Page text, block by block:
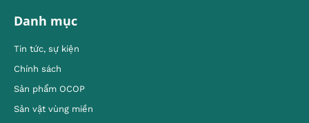
Danh mục
Tin tức, sự kiện
Chính sách
Sản phẩm OCOP
Sản vật vùng miền